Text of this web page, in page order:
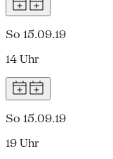
So 15.09.19
14 Uhr
So 15.09.19
19 Uhr